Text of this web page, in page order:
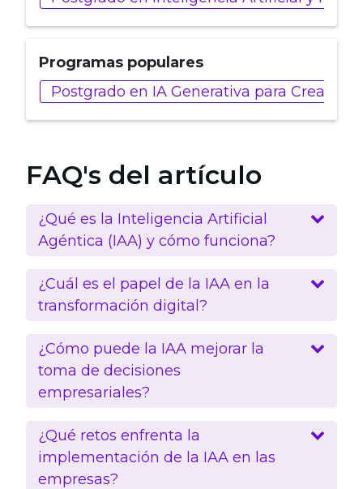
Programas populares
Postgrado en IA Generativa para
FAQ's del artículo
¿Qué es la Inteligencia Artificial
Agéntica (IAA) y cómo funciona?
¿Cuál es el papel de la IAA en la
transformación digital?
¿Cómo puede la IAA mejorar la
toma de decisiones
empresariales?
¿Qué retos enfrenta la
implementación de la IAA en las
empresas?